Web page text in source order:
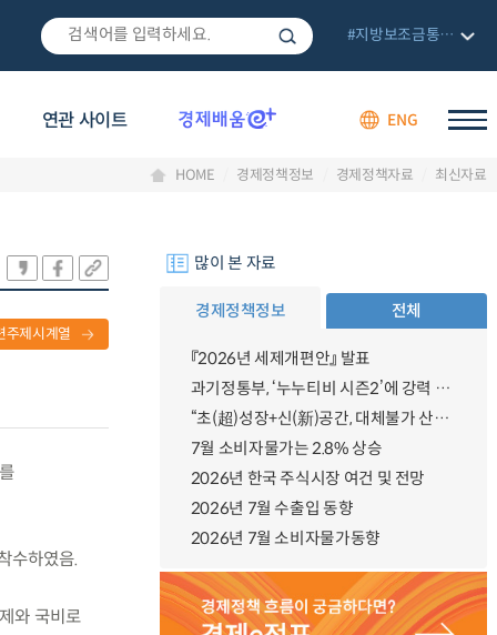
연관 사이트 ENG
#지방보조금통합관리망
HOME 경제정책정보 경제정책자료 최신자료
주제시계열
수하였음.
와 국비로
많이 본 자료
경제정책정보 전체
『2026년 세제개편안』 발표
과기정통부, ‘누누티비 시즌2’에 강력 대응 의지 밝혀
“초(超)성장+신(新)공간, 대체불가 산업강국”
7월 소비자물가는 2.8% 상승
2026년 한국 주식시장 여건 및 전망
2026년 7월 수출입 동향
2026년 7월 소비자물가동향